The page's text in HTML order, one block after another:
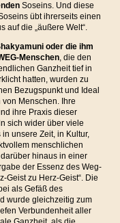
Soseins. Und diese
übt ihrerseits einen
auf die „äußere Welt“.
oder die ihm
Menschen, die den
Ganzheit tief in
hatten, wurden zu
Bezugspunkt und Ideal
Menschen. Ihre
ihre Praxis dieser
sich wider über viele
unsere Zeit, in Kultur,
menschlichen
hinaus in einer
der Essenz des Weg-
Geist zu Herz-Geist“. Die
als Gefäß des
wurde gleichzeitig zum
Verbundenheit aller